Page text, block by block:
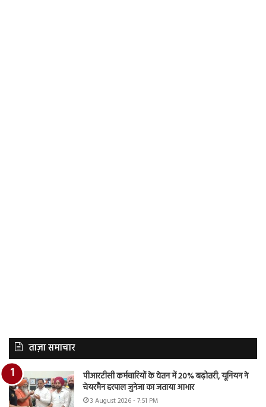
ताज़ा समाचार
पीआरटीसी कर्मचारियों के वेतन में 20% बढ़ोतरी, यूनियन ने
चेयरमैन हरपाल जुनेजा का जताया आभार
3 August 2026 - 7:51 PM